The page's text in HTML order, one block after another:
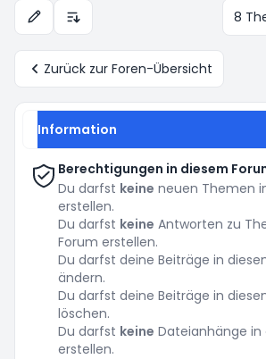
Anzeige- und Sortierungs- 8
Zurück zur Foren-Übersicht
Information
Berechtigungen in diesem
Du darfst keine neuen Themen
erstellen.
Du darfst keine Antworten zu
Forum erstellen.
Du darfst deine Beiträge in
ändern.
Du darfst deine Beiträge in
löschen.
Du darfst keine Dateianhänge in
erstellen.